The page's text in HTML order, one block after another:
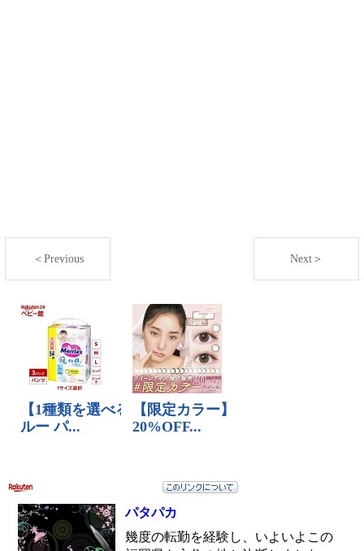
＜Previous Next＞
パタパカ
幾度の転勤を経験し、いよいよこの